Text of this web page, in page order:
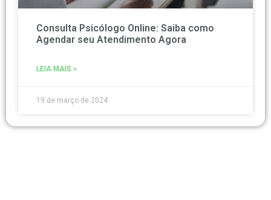
Consulta Psicólogo Online: Saiba como
Agendar seu Atendimento Agora
LEIA MAIS »
19 de março de 2024